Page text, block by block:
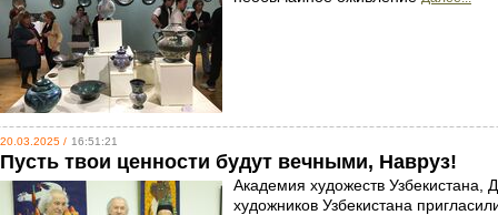
20.03.2025 / 16:51:21
Пусть твои ценности будут вечными, Навруз!
Академия художеств Узбекистана,
художников Узбекистана